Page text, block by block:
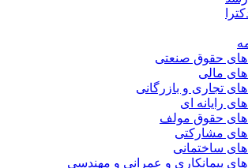
حقوق صنعتی
مالی
تجاری و بازرگانی
رایانه ای
حقوق مولف
مشارکتی
ساختمانی
پیمانکاری و عمرانی و مهندسی